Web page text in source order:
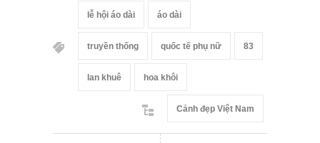
lễ hội áo dài áo dài
truyền thống quốc tế phụ nữ 83
lan khuê hoa khôi
Cảnh đẹp Việt Nam